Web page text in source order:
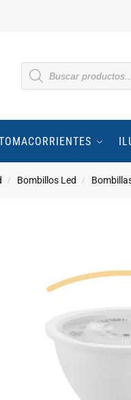
/ Bombillos Led /